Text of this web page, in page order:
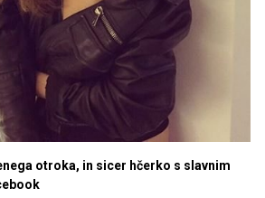
otroka, in sicer hčerko s slavnim